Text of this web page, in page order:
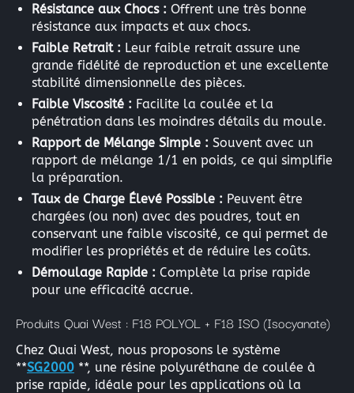
Résistance aux Chocs : Offrent une très bonne
résistance aux impacts et aux chocs.
Faible Retrait : Leur faible retrait assure une
grande fidélité de reproduction et une excellente
stabilité dimensionnelle des pièces.
Faible Viscosité : Facilite la coulée et la
pénétration dans les moindres détails du moule.
Rapport de Mélange Simple : Souvent avec un
rapport de mélange 1/1 en poids, ce qui simplifie
la préparation.
Taux de Charge Élevé Possible : Peuvent être
chargées (ou non) avec des poudres, tout en
conservant une faible viscosité, ce qui permet de
modifier les propriétés et de réduire les coûts.
Démoulage Rapide : Complète la prise rapide
pour une efficacité accrue.
Produits Quai West : F18 POLYOL + F18 ISO (Isocyanate)
Chez Quai West, nous proposons le système
**SG2000 **, une résine polyuréthane de coulée à
prise rapide, idéale pour les applications où la
Rechercher
: